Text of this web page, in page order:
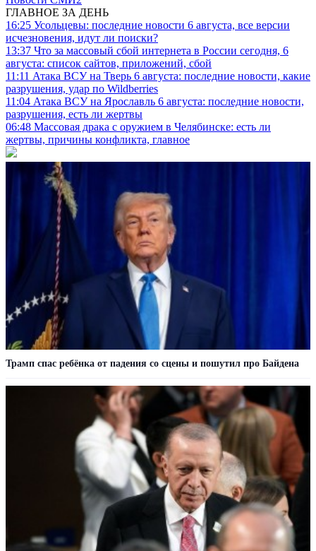
ГЛАВНОЕ ЗА ДЕНЬ
16:25 Усольцевы: последние новости 6 августа, все версии
исчезновения, идут ли поиски?
13:37 Что за массовый сбой интернета в России сегодня, 6
августа: список сайтов, приложений, сбой
11:11 Атака ВСУ на Тверь 6 августа: последние новости, какие
разрушения, удар по Wildberries
11:04 Атака ВСУ на Ярославль 6 августа: последние новости,
разрушения, есть ли жертвы
06:48 Массовая драка с оружием в Челябинске: есть ли
жертвы, причины конфликта, главное
Трамп спас ребёнка от падения со сцены и пошутил про Байдена